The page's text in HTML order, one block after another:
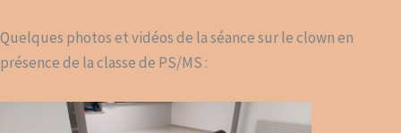
Quelques photos et vidéos de la séance sur le clown en
présence de la classe de PS/MS :